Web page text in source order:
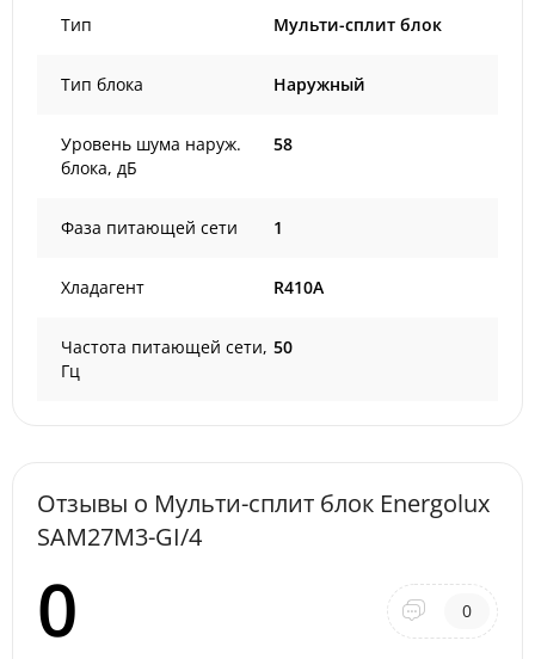
Тип Мульти-сплит блок
Тип блока Наружный
Уровень шума наруж.
блока, дБ
58
Фаза питающей сети 1
Хладагент R410A
Частота питающей сети,
Гц
50
Отзывы о Мульти-сплит блок Energolux
SAM27M3-GI/4
0 0